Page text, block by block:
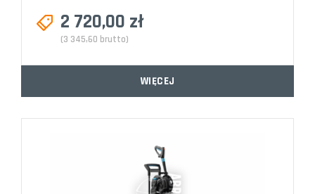
2 720,00 zł
(3 345,60 brutto)
WIĘCEJ